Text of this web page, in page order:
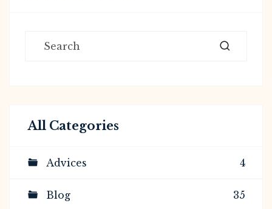
All Categories
Advices 4
Blog 35